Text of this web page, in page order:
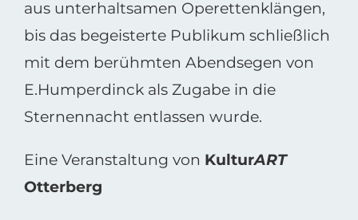
aus unterhaltsamen Operettenklängen,
bis das begeisterte Publikum schließlich
mit dem berühmten Abendsegen von
E.Humperdinck als Zugabe in die
Sternennacht entlassen wurde.
Eine Veranstaltung von KulturART
Otterberg